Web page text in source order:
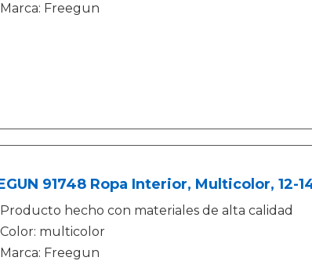
Marca: Freegun
91748 Ropa Interior, Multicolor, 12-
Producto hecho con materiales de alta calidad
Color: multicolor
Marca: Freegun